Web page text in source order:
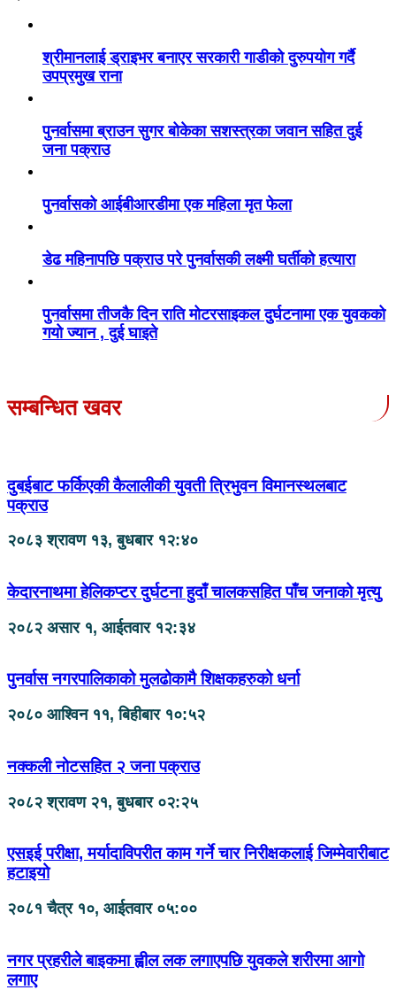
श्रीमानलाई ड्राइभर बनाएर सरकारी गाडीको दुरुपयोग गर्दै
उपप्रमुख राना
पुनर्वासमा ब्राउन सुगर बोकेका सशस्त्रका जवान सहित दुई
जना पक्राउ
पुनर्वासको आईबीआरडीमा एक महिला मृत फेला
डेढ महिनापछि पक्राउ परे पुनर्वासकी लक्ष्मी घर्तीको हत्यारा
पुनर्वासमा तीजकै दिन राति मोटरसाइकल दुर्घटनामा एक युवकको
गयो ज्यान , दुई घाइते
सम्बन्धित खवर
दुबईबाट फर्किएकी कैलालीकी युवती त्रिभुवन विमानस्थलबाट
पक्राउ
२०८३ श्रावण १३, बुधबार १२:४०
केदारनाथमा हेलिकप्टर दुर्घटना हुदाँ चालकसहित पाँच जनाको मृत्यु
२०८२ असार १, आईतवार १२:३४
पुनर्वास नगरपालिकाको मुलढोकामै शिक्षकहरुको धर्ना
२०८० आश्विन ११, बिहीबार १०:५२
नक्कली नोटसहित २ जना पक्राउ
२०८२ श्रावण २१, बुधबार ०२:२५
एसइई परीक्षा, मर्यादाविपरीत काम गर्ने चार निरीक्षकलाई जिम्मेवारीबाट
हटाइयो
२०८१ चैत्र १०, आईतवार ०५:००
नगर प्रहरीले बाइकमा ह्वील लक लगाएपछि युवकले शरीरमा आगो
लगाए